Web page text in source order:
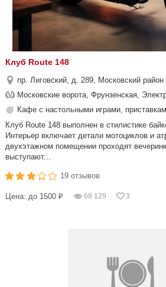
Клуб Route 148
пр. Лиговский, д. 289, Московский район
Московские ворота, Фрунзенская,
Кафе с настольными играми,
Клуб Route 148 выполнен в стилистике
Интерьер включает детали мотоциклов и
двухэтажном помещении проходят
выступают...
19 отзывов
Цена: до 1500 ₽ 68 129 3